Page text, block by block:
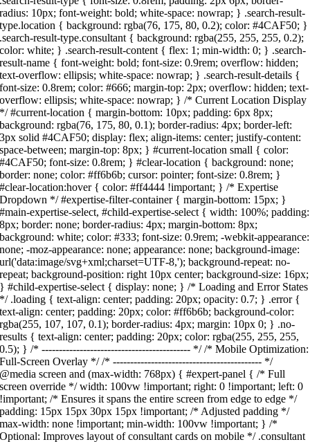
radius: 10px; font-weight: bold; white-space: nowrap; } .search-result-
type.location { background: rgba(76, 175, 80, 0.2); color: #4CAF50; }
.search-result-type.consultant { background: rgba(255, 255, 255, 0.2);
color: white; } .search-result-content { flex: 1; min-width: 0; } .search-
result-name { font-weight: bold; font-size: 0.9rem; overflow: hidden;
text-overflow: ellipsis; white-space: nowrap; } .search-result-details {
font-size: 0.8rem; color: #666; margin-top: 2px; overflow: hidden; text-
overflow: ellipsis; white-space: nowrap; } /* Current Location Display
*/ #current-location { margin-bottom: 10px; padding: 6px 8px;
background: rgba(76, 175, 80, 0.1); border-radius: 4px; border-left:
3px solid #4CAF50; display: flex; align-items: center; justify-content:
space-between; margin-top: 8px; } #current-location small { color:
#4CAF50; font-size: 0.8rem; } #clear-location { background: none;
border: none; color: #ff6b6b; cursor: pointer; font-size: 0.8rem; }
#clear-location:hover { color: #ff4444 !important; } /* Expertise
Dropdown */ #expertise-filter-container { margin-bottom: 15px; }
#main-expertise-select, #child-expertise-select { width: 100%; padding:
8px; border: none; border-radius: 4px; margin-bottom: 8px;
background: white; color: #333; font-size: 0.9rem; -webkit-appearance:
none; -moz-appearance: none; appearance: none; background-image:
url('data:image/svg+xml;charset=UTF-8,'); background-repeat: no-
repeat; background-position: right 10px center; background-size: 16px;
} #child-expertise-select { display: none; } /* Loading and Error States
*/ .loading { text-align: center; padding: 20px; opacity: 0.7; } .error {
text-align: center; padding: 20px; color: #ff6b6b; background-color:
rgba(255, 107, 107, 0.1); border-radius: 4px; margin: 10px 0; } .no-
results { text-align: center; padding: 20px; color: rgba(255, 255, 255,
0.5); } /* ------------------------------------------- */ /* Mobile Optimization:
Full-Screen Overlay */ /* ------------------------------------------- */
@media screen and (max-width: 768px) { #expert-panel { /* Full
screen override */ width: 100vw !important; right: 0 !important; left: 0
!important; /* Ensures it spans the entire screen from edge to edge */
padding: 15px 15px 30px 15px !important; /* Adjusted padding */
max-width: none !important; min-width: 100vw !important; } /*
Optional: Improves layout of consultant cards on mobile */ .consultant